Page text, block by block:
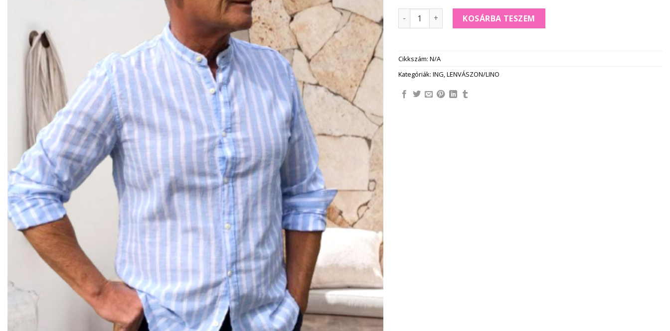
SANTIAGO csÍkos FÉRFI LENVÁSZON ING *sky blu* mennyiség
KOSÁRBA TESZEM
Cikkszám: N/A
Kategóriák: ING LENVÁSZON/LINO